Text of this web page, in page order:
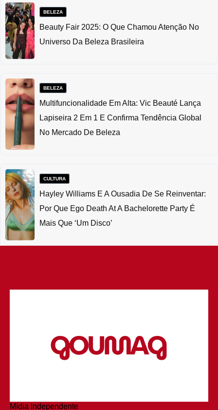
BELEZA
Beauty Fair 2025: O Que Chamou Atenção No
Universo Da Beleza Brasileira
BELEZA
Multifuncionalidade Em Alta: Vic Beauté Lança
Lapiseira 2 Em 1 E Confirma Tendência Global
No Mercado De Beleza
CULTURA
Hayley Williams E A Ousadia De Se Reinventar:
Por Que Ego Death At A Bachelorette Party É
Mais Que ‘um Disco’
Mídia Independente